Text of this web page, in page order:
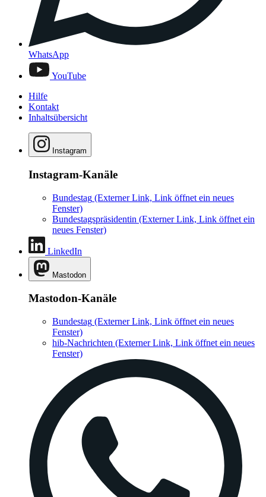
WhatsApp
YouTube
Hilfe
Kontakt
Inhaltsübersicht
Instagram
Instagram-Kanäle
Bundestag (Externer Link, Link öffnet ein neues
Fenster)
Bundestagspräsidentin (Externer Link, Link öffnet ein
neues Fenster)
LinkedIn
Mastodon
Mastodon-Kanäle
Bundestag (Externer Link, Link öffnet ein neues
Fenster)
hib-Nachrichten (Externer Link, Link öffnet ein neues
Fenster)